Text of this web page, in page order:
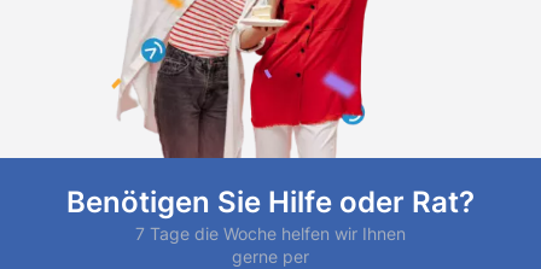
Benötigen Sie Hilfe oder Rat?
7 Tage die Woche helfen wir Ihnen
gerne per